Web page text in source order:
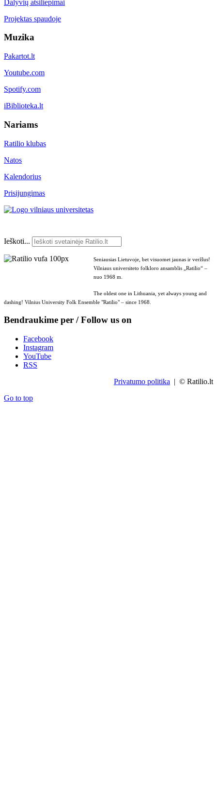
Dalyvių atsiliepimai
Projektas spaudoje
Muzika
Pakartot.lt
Youtube.com
Spotify.com
iBiblioteka.lt
Nariams
Ratilio klubas
Natos
Kalendorius
Prisijungimas
Ieškoti...
Seniausias Lietuvoje, bet visuomet jaunas ir veržlus!
Vilniaus universiteto folkloro ansamblis „Ratilio“ –
nuo 1968 m.
The oldest one in Lithuania, yet always young and
dashing! Vilnius University Folk Ensemble "Ratilio" – since 1968.
Bendraukime per / Follow us on
Facebook
Instagram
YouTube
RSS
Privatumo politika | © Ratilio.lt
Go to top